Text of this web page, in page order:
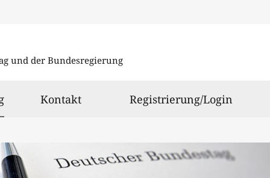
und der Bundesregierung
ausgewählt
Kontakt Registrierung/Login